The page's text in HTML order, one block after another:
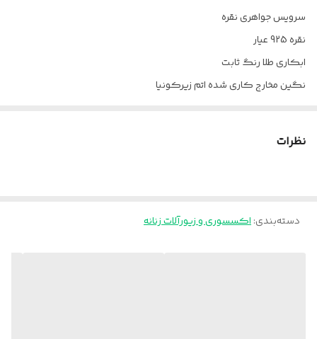
سرویس جواهری نقره
نقره 925 عیار
ابکاری طلا رنگ ثابت
نگین مخارج کاری شده اتم زیرکونیا
نظرات
دسته‌بندی:اکسسوری و زیورآلات زنانه